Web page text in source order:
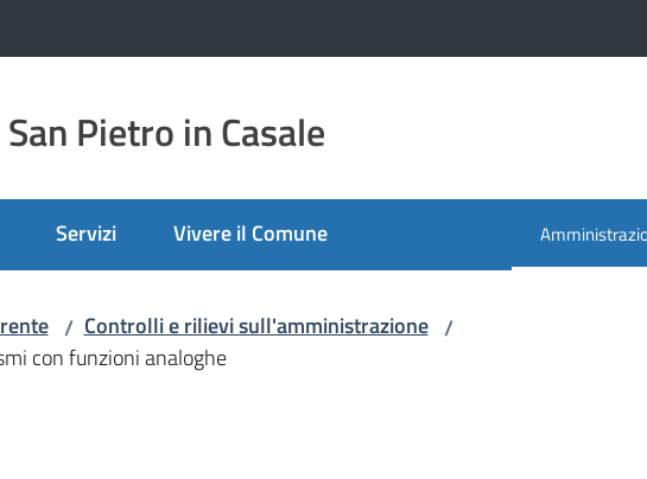
Pietro in Casale
Servizi Vivere il Comune Menu
/ Controlli e rilievi sull'amministrazione /
con funzioni analoghe